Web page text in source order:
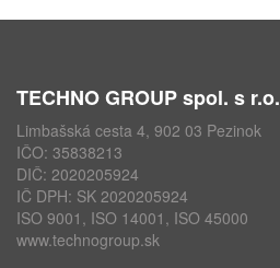
TECHNO GROUP spol. s r.o.
Limbašská cesta 4, 902 03 Pezinok
IČO: 35838213
DIČ: 2020205924
IČ DPH: SK 2020205924
ISO 9001, ISO 14001, ISO 45000
www.technogroup.sk